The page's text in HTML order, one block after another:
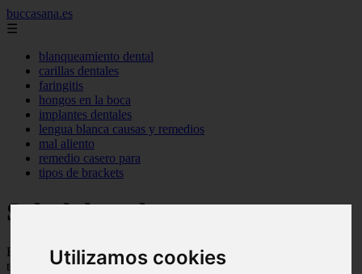
Utilizamos cookies
buccasana.es
☰
blanqueamiento dental
carillas dentales
faringitis
hongos en la boca
implantes dentales
lengua blanca causas y remedios
mal aliento
remedio casero para
tipos de brackets
Salud dental
Blog sobre salud dental con trucos, consejos e informacion para
tener una boca sana